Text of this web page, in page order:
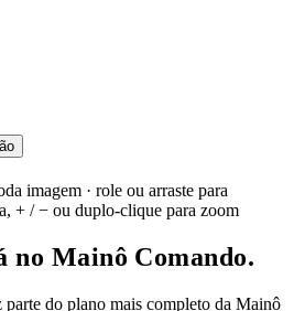
imagem · role ou arraste para
+ / − ou duplo-clique para zoom
no Mainô Comando.
do plano mais completo da Mainô